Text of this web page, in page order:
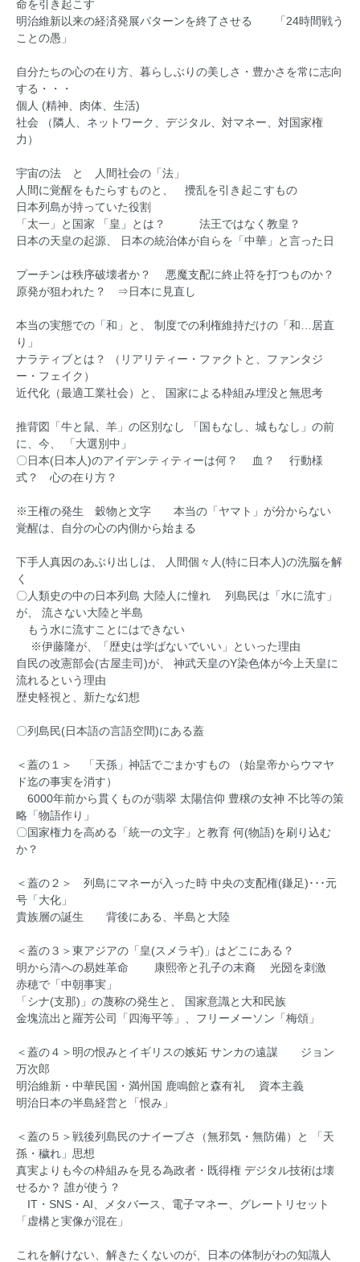
命を引き起こす
明治維新以来の経済発展パターンを終了させる 「24時間戦う
ことの愚」
自分たちの心の在り方、暮らしぶりの美しさ・豊かさを常に志向
する・・・
個人 (精神、肉体、生活)
社会 （隣人、ネットワーク、デジタル、対マネー、対国家権
力）
宇宙の法 と 人間社会の「法」
人間に覚醒をもたらすものと、 攪乱を引き起こすもの
日本列島が持っていた役割
「太一」と国家 「皇」とは？ 法王ではなく教皇？
日本の天皇の起源、 日本の統治体が自らを「中華」と言った日
プーチンは秩序破壊者か？ 悪魔支配に終止符を打つものか？
原発が狙われた？ ⇒日本に見直し
本当の実態での「和」と、 制度での利権維持だけの「和…居直
り」
ナラティブとは？ （リアリティー・ファクトと、ファンタジ
ー・フェイク）
近代化（最適工業社会）と、 国家による枠組み埋没と無思考
推背図「牛と鼠、羊」の区別なし 「国もなし、城もなし」の前
に、今、 「大選別中」
〇日本(日本人)のアイデンティティーは何？ 血？ 行動様
式？ 心の在り方？
※王権の発生 穀物と文字 本当の「ヤマト」が分からない
覚醒は、自分の心の内側から始まる
下手人真因のあぶり出しは、 人間個々人(特に日本人)の洗脳を解
く
〇人類史の中の日本列島 大陸人に憧れ 列島民は「水に流す」
が、 流さない大陸と半島
もう水に流すことにはできない
※伊藤隆が、「歴史は学ばないでいい」といった理由
自民の改憲部会(古屋圭司)が、 神武天皇のY染色体が今上天皇に
流れるという理由
歴史軽視と、新たな幻想
〇列島民(日本語の言語空間)にある蓋
＜蓋の１＞ 「天孫」神話でごまかすもの （始皇帝からウマヤ
ド迄の事実を消す）
6000年前から貫くものが翡翠 太陽信仰 豊穣の女神 不比等の策
略「物語作り」
〇国家権力を高める「統一の文字」と教育 何(物語)を刷り込む
か？
＜蓋の２＞ 列島にマネーが入った時 中央の支配権(鎌足)･･･元
号「大化」
貴族層の誕生 背後にある、半島と大陸
＜蓋の３＞東アジアの「皇(スメラギ)」はどこにある？
明から清への易姓革命 康熙帝と孔子の末裔 光圀を刺激
赤穂で「中朝事実」
「シナ(支那)」の蔑称の発生と、 国家意識と大和民族
金塊流出と羅芳公司「四海平等」、フリーメーソン「梅頌」
＜蓋の４＞明の恨みとイギリスの嫉妬 サンカの遠謀 ジョン
万次郎
明治維新・中華民国・満州国 鹿鳴館と森有礼 資本主義
明治日本の半島経営と「恨み」
＜蓋の５＞戦後列島民のナイーブさ（無邪気・無防備）と 「天
孫・穢れ」思想
真実よりも今の枠組みを見る為政者・既得権 デジタル技術は壊
せるか？ 誰が使う？
IT・SNS・AI、メタバース、電子マネー、グレートリセット
「虚構と実像が混在」
これを解けない、解きたくないのが、日本の体制がわの知識人